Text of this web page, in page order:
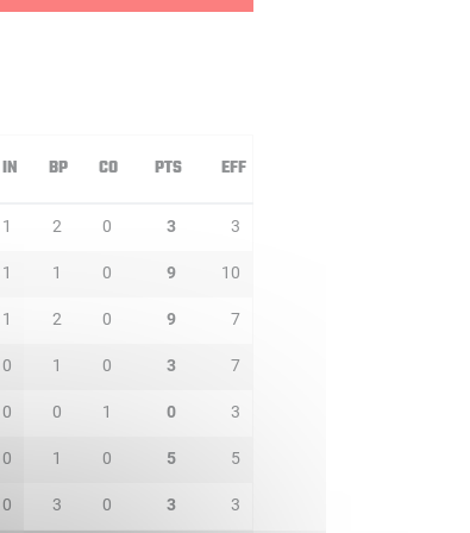
IN BP CO PTS EFF
1 2 0 3 3
1 1 0 9 10
1 2 0 9 7
0 1 0 3 7
0 0 1 0 3
0 1 0 5 5
0 3 0 3 3